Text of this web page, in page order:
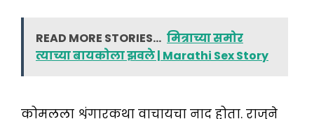
READ MORE STORIES... मित्राच्या समोर
त्याच्या बायकोला झवले | Marathi Sex Story
कोमलला शृंगारकथा वाचायचा नाद होता. राजुने